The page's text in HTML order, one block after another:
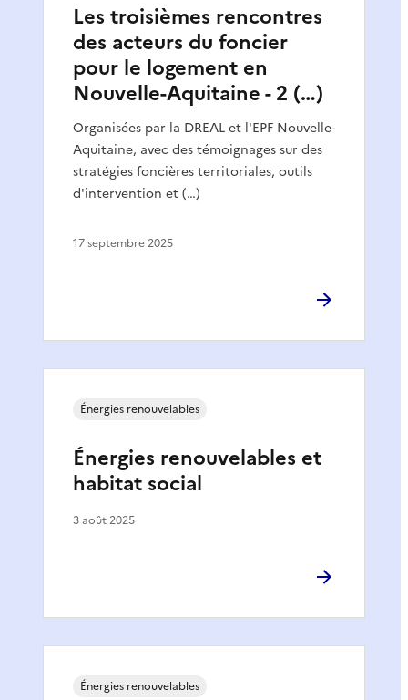
Les troisièmes rencontres
des acteurs du foncier
pour le logement en
Nouvelle-Aquitaine - 2 (…)
Organisées par la DREAL et l'EPF Nouvelle-
Aquitaine, avec des témoignages sur des
stratégies foncières territoriales, outils
d'intervention et (…)
17 septembre 2025
Énergies renouvelables et
habitat social
Énergies renouvelables
3 août 2025
Énergies renouvelables